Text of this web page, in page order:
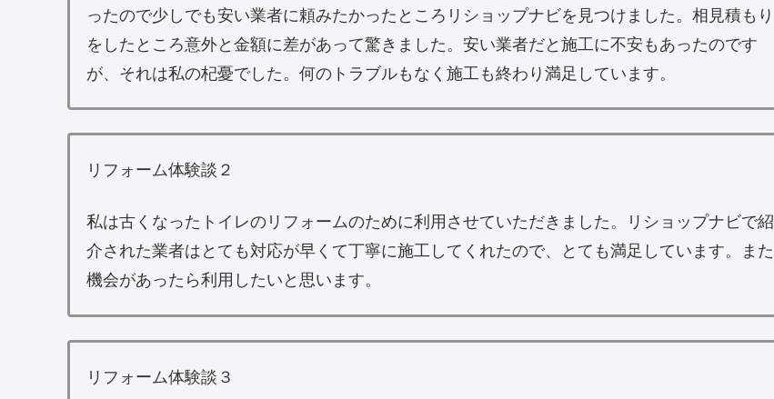
ったので少しでも安い業者に頼みたかったところリショップナビを見つけました。相見積もり
をしたところ意外と金額に差があって驚きました。安い業者だと施工に不安もあったのです
が、それは私の杞憂でした。何のトラブルもなく施工も終わり満足しています。
リフォーム体験談２
私は古くなったトイレのリフォームのために利用させていただきました。リショップナビで紹
介された業者はとても対応が早くて丁寧に施工してくれたので、とても満足しています。また
機会があったら利用したいと思います。
リフォーム体験談３